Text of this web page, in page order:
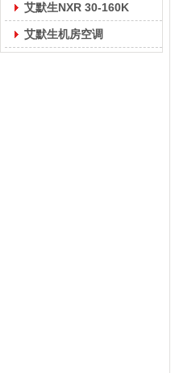
艾默生NXR 30-160K
艾默生机房空调